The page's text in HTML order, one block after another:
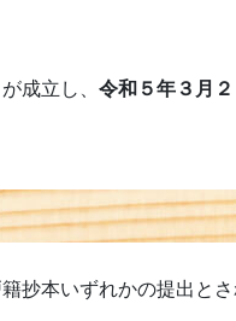
成立し、 令和５年３月
抄本いずれかの提出と